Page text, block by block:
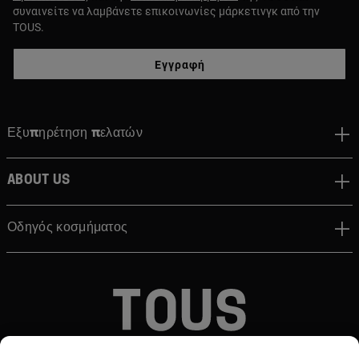
συναινείτε να λαμβάνετε επικοινωνίες μάρκετινγκ από την
TOUS.
Εγγραφή
Εξυπηρέτηση πελατών
About us
Οδηγός κοσμήματος